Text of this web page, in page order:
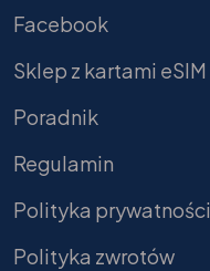
Facebook
Sklep z kartami eSIM
Poradnik
Regulamin
Polityka prywatności
Polityka zwrotów